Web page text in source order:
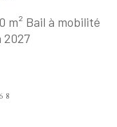
m² Bail à mobilité
2027